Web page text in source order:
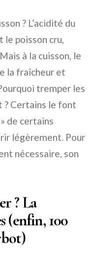
? L’acidité du
poisson cru,
à la cuisson, le
la fraîcheur et
tremper les
? Certains le font
de certains
légèrement. Pour
nécessaire, son
? La
(enfin, 100